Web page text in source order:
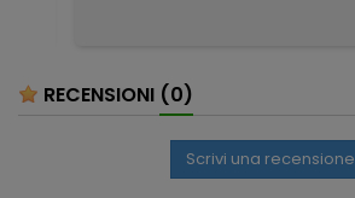
RECENSIONI (0)
Scrivi una recensione